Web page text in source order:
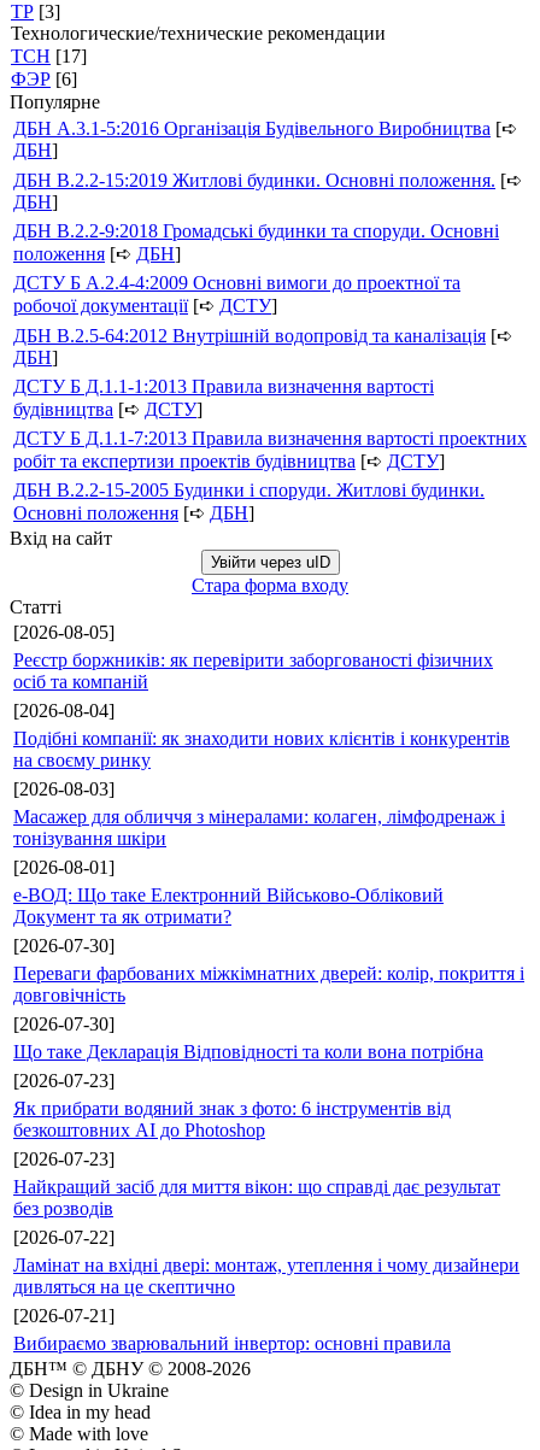
ТР [3]
Технологические/технические рекомендации
ТСН [17]
ФЭР [6]
Популярне
ДБН А.3.1-5:2016 Організація Будівельного Виробництва [➪
ДБН]
ДБН В.2.2-15:2019 Житлові будинки. Основні положення. [➪
ДБН]
ДБН В.2.2-9:2018 Громадські будинки та споруди. Основні
положення [➪ ДБН]
ДСТУ Б А.2.4-4:2009 Основні вимоги до проектної та
робочої документації[➪ ДСТУ]
ДБН В.2.5-64:2012 Внутрішній водопровід та каналізація [➪
ДБН]
ДСТУ Б Д.1.1-1:2013 Правила визначення вартості
будівництва [➪ ДСТУ]
ДСТУ Б Д.1.1-7:2013 Правила визначення вартості проектних
робіт та експертизи проектів будівництва [➪ ДСТУ]
ДБН В.2.2-15-2005 Будинки і споруди. Житлові будинки.
Основні положення [➪ ДБН]
Вхід на сайт
Увійти через uID
Стара форма входу
Статті
[2026-08-05]
Реєстр боржників: як перевірити заборгованості фізичних
осіб та компаній
[2026-08-04]
Подібні компанії: як знаходити нових клієнтів і конкурентів
на своєму ринку
[2026-08-03]
Масажер для обличчя з мінералами: колаген, лімфодренаж і
тонізування шкіри
[2026-08-01]
е-ВОД: Що таке Електронний Військово-Обліковий
Документ та як отримати?
[2026-07-30]
Переваги фарбованих міжкімнатних дверей: колір, покриття і
довговічність
[2026-07-30]
Що таке Декларація Відповідності та коли вона потрібна
[2026-07-23]
Як прибрати водяний знак з фото: 6 інструментів від
безкоштовних AI до Photoshop
[2026-07-23]
Найкращий засіб для миття вікон: що справді дає результат
без розводів
[2026-07-22]
Ламінат на вхідні двері: монтаж, утеплення і чому дизайнери
дивляться на це скептично
[2026-07-21]
Вибираємо зварювальний інвертор: основні правила
ДБН™ © ДБНУ © 2008-2026
© Design in Ukraine
© Idea in my head
© Made with love